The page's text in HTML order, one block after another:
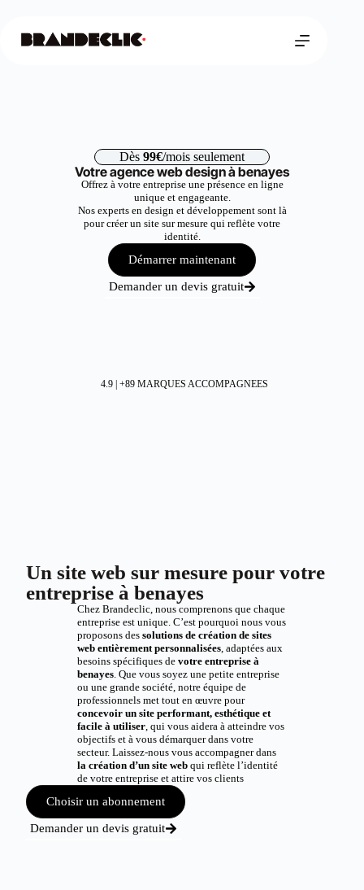
Dès 99€/mois seulement
Votre agence web design à benayes
Offrez à votre entreprise une présence en ligne
unique et engageante.
Nos experts en design et développement sont là
pour créer un site sur mesure qui reflète votre
identité.
Démarrer maintenant
Demander un devis gratuit
4.9 | +89 MARQUES ACCOMPAGNEES
Un site web sur mesure pour votre
entreprise à benayes
Chez Brandeclic, nous comprenons que chaque
entreprise est unique. C’est pourquoi nous vous
proposons des solutions de création de sites
web entièrement personnalisées, adaptées aux
besoins spécifiques de votre entreprise à
benayes. Que vous soyez une petite entreprise
ou une grande société, notre équipe de
professionnels met tout en œuvre pour
concevoir un site performant, esthétique et
facile à utiliser, qui vous aidera à atteindre vos
objectifs et à vous démarquer dans votre
secteur. Laissez-nous vous accompagner dans
la création d’un site webqui reflète l’identité
de votre entreprise et attire vos clients
Choisir un abonnement
Demander un devis gratuit